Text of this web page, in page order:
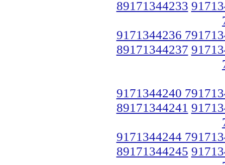
89171344233
9171344236
89171344237
9171344240
89171344241
9171344244
89171344245